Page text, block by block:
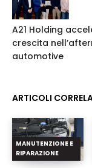
A21 Holding
crescita
automotive
ARTICOLI
MANUTENZIONE E
RIPARAZIONE